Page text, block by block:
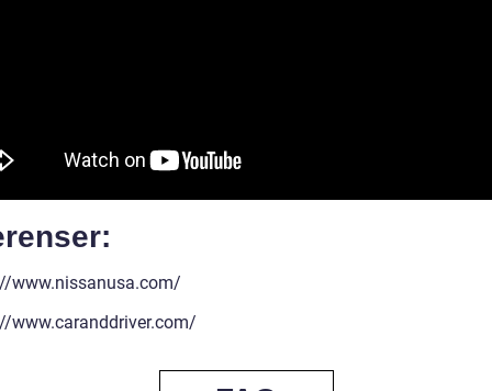
www.nissanusa.com/
www.caranddriver.com/